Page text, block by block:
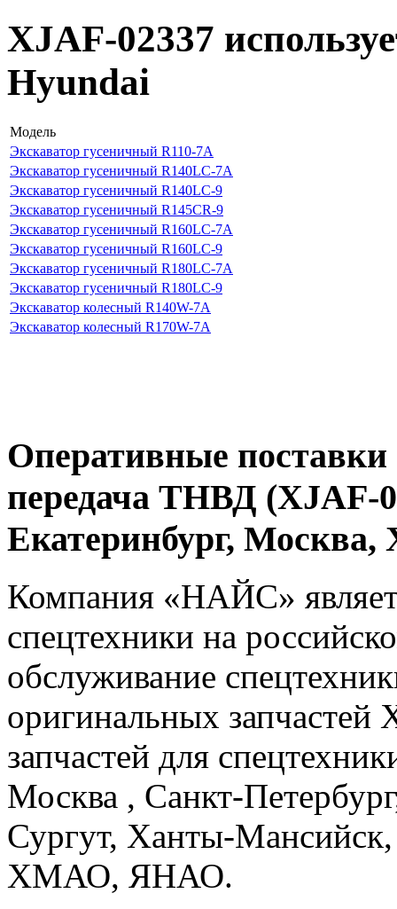
XJAF-02337
Hyundai
Модель
Экскаватор гусеничный R110-7A
Экскаватор гусеничный R140LC-7A
Экскаватор гусеничный R140LC-9
Экскаватор гусеничный R145CR-9
Экскаватор гусеничный R160LC-7A
Экскаватор гусеничный R160LC-9
Экскаватор гусеничный R180LC-7A
Экскаватор гусеничный R180LC-9
Экскаватор колесный R140W-7A
Экскаватор колесный R170W-7A
Оперативные
передача ТНВД (XJAF-
Екатеринбург,
Компания «НАЙС»
спецтехники на
обслуживание
оригинальных
запчастей для
Москва , Санкт-
Сургут, Ханты-
ХМАО, ЯНАО.